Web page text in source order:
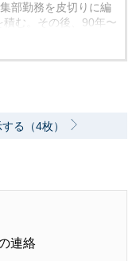
部勤務を皮切りに編
む。その後、90年〜
イヤモンド社の自動車
る（4枚）
連絡